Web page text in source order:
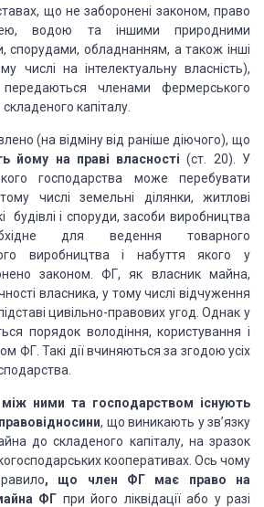
що не заборонені законом, право
водою та іншими природними
спорудами, обладнанням, а також інші
числі на інтелектуальну власність),
членами фермерського
капіталу.
(на відміну від раніше діючого), що
на праві власності (ст. 20). У
господарства може перебувати
числі земельні ділянки, житлові
будівлі і споруди, засоби виробництва
для ведення товарного
виробництва і набуття якого у
законом. ФГ, як власник майна,
власника, у тому числі відчуження
цивільно-правових угод. Однак у
порядок володіння, користування і
ФГ. Такі дії вчиняються за згодою усіх
між ними та господарством існують
, що виникають у зв’язку
до складеного капіталу, на зразок
кооперативах. Ось чому
, що член ФГ має право на
ФГ при його ліквідації або у разі